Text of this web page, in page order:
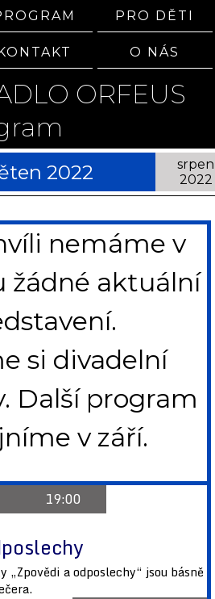
PRO DĚTI
O NÁS
ORFEUS
2022
srpen
2022
nemáme v
žádné aktuální
si divadelní
Další program
v září.
19:00
„Zpovědi a odposlechy“ jsou básně